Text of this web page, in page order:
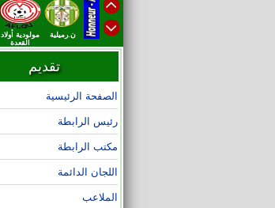
ن.رميلية
مولودية أولاد
القعدة
تقديم
الصفحة الرئيسية
رئيس الرابطة
مكتب الرابطة
اللجان الدائمة
الملاعب